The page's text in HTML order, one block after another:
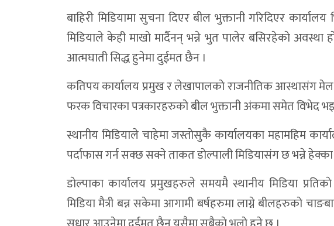
डोल्पामा प्रजनन स्वास्थ्य रुग्णताको समयमै पहिचानमा जोड
डाेल्पा मुड्ड्केचुला गाउँपालिकाकाे बजेट ४० करोड
डोल्पामा सञ्चार तथा पैरवी कार्यक्रम सम्पन्न,स्वास्थ्य पत्रकारितामा जोड
उत्पादनले तीन महिना पनि नधान्ने डोल्पामा रोपाइँ महोत्सवःजलवायुमैत्री
डाेल्पामा २४ घण्टापछि बेवारिसे शव उद्धार, बेपत्ता भएका मंगले कामीको
डाेल्पामा मोटरसाइकल दुर्घटना : ग्यारेज सञ्चालकसहित दुई जना घाइते
समावेशी विकासलाई संस्थागत गर्दै त्रिपुरासुन्दरी : पाँचवर्षीय GEDSI
डोल्पाको सुलीगाड खोलामा बेवारिसे शव फेला, पहिचान खुल्न बाँकी
त्रिपुरासुन्दरीमा ३५ लाखका तीन बालमैत्री विद्यालय संरचना उद्घाटन,
त्रिपुरासुन्दरीका विद्यालय र स्वास्थ्य संस्थालाई घडी, पात्रो र फ्लेक्स ब्यानर
बाहिरी मिडियामा सुचना दिएर बील भुक्तानी गरिदिएर
मिडियाले केही माखाे मार्दैनन् भन्ने भुत पालेर बसिरहेकाे
आत्मघाती सिद्ध हुनेमा दुईमत छैन ।
कतिपय कार्यालय प्रमुख र लेखापालकाे राजनीतिक आस्थासंग मेल
फरक विचारका पत्रकारहरुकाे बील भुक्तानी अंकमा समेत विभेद
स्थानीय मिडियाले चाहेमा जस्ताेसुकै कार्यालयका महामहिम
पर्दाफास गर्न सक्छ सक्ने ताकत डाेल्पाली मिडियासंग छ भन्ने हेक्का
डाेल्पाका कार्यालय प्रमुखहरुले समयमै स्थानीय मिडिया
मिडिया मैत्री बन्न सकेमा आगामी बर्षहरुमा लाग्ने बीलहरुकाे